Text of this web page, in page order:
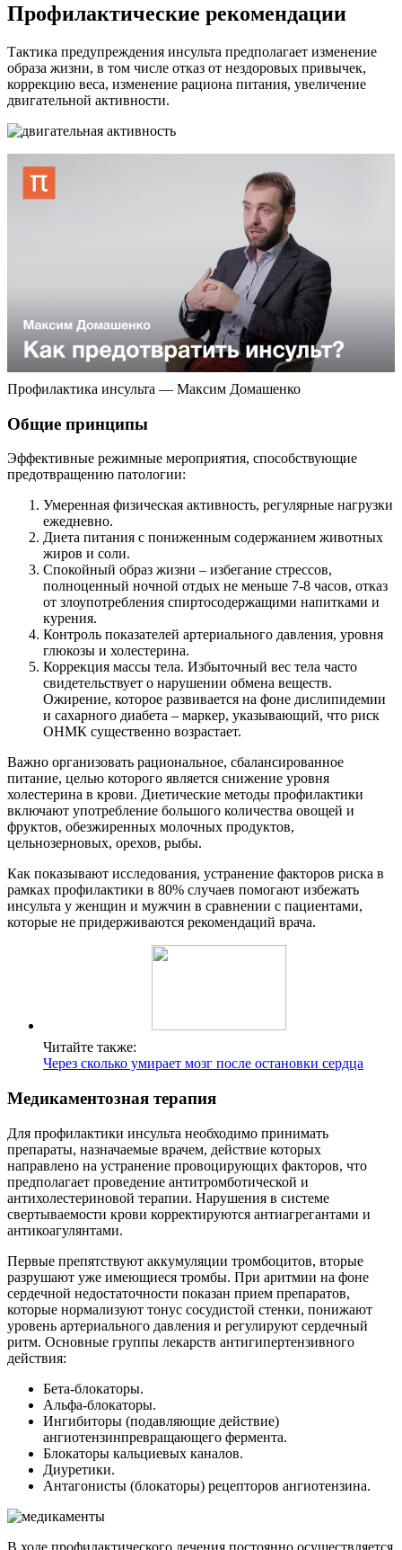
Профилактические рекомендации
Тактика предупреждения инсульта предполагает изменение
образа жизни, в том числе отказ от нездоровых привычек,
коррекцию веса, изменение рациона питания, увеличение
двигательной активности.
Профилактика инсульта — Максим Домашенко
Общие принципы
Эффективные режимные мероприятия, способствующие
предотвращению патологии:
Умеренная физическая активность, регулярные нагрузки
ежедневно.
Диета питания с пониженным содержанием животных
жиров и соли.
Спокойный образ жизни – избегание стрессов,
полноценный ночной отдых не меньше 7-8 часов, отказ
от злоупотребления спиртосодержащими напитками и
курения.
Контроль показателей артериального давления, уровня
глюкозы и холестерина.
Коррекция массы тела. Избыточный вес тела часто
свидетельствует о нарушении обмена веществ.
Ожирение, которое развивается на фоне дислипидемии
и сахарного диабета – маркер, указывающий, что риск
ОНМК существенно возрастает.
Важно организовать рациональное, сбалансированное
питание, целью которого является снижение уровня
холестерина в крови. Диетические методы профилактики
включают употребление большого количества овощей и
фруктов, обезжиренных молочных продуктов,
цельнозерновых, орехов, рыбы.
Как показывают исследования, устранение факторов риска в
рамках профилактики в 80% случаев помогают избежать
инсульта у женщин и мужчин в сравнении с пациентами,
которые не придерживаются рекомендаций врача.
Читайте также:
Через сколько умирает мозг после остановки сердца
Медикаментозная терапия
Для профилактики инсульта необходимо принимать
препараты, назначаемые врачем, действие которых
направлено на устранение провоцирующих факторов, что
предполагает проведение антитромботической и
антихолестериновой терапии. Нарушения в системе
свертываемости крови корректируются антиагрегантами и
антикоагулянтами.
Первые препятствуют аккумуляции тромбоцитов, вторые
разрушают уже имеющиеся тромбы. При аритмии на фоне
сердечной недостаточности показан прием препаратов,
которые нормализуют тонус сосудистой стенки, понижают
уровень артериального давления и регулируют сердечный
ритм. Основные группы лекарств антигипертензивного
действия:
Бета-блокаторы.
Альфа-блокаторы.
Ингибиторы (подавляющие действие)
ангиотензинпревращающего фермента.
Блокаторы кальциевых каналов.
Диуретики.
Антагонисты (блокаторы) рецепторов ангиотензина.
В ходе профилактического лечения постоянно осуществляется